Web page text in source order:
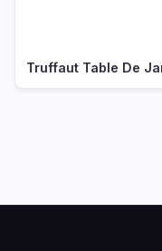
Truffaut Table De